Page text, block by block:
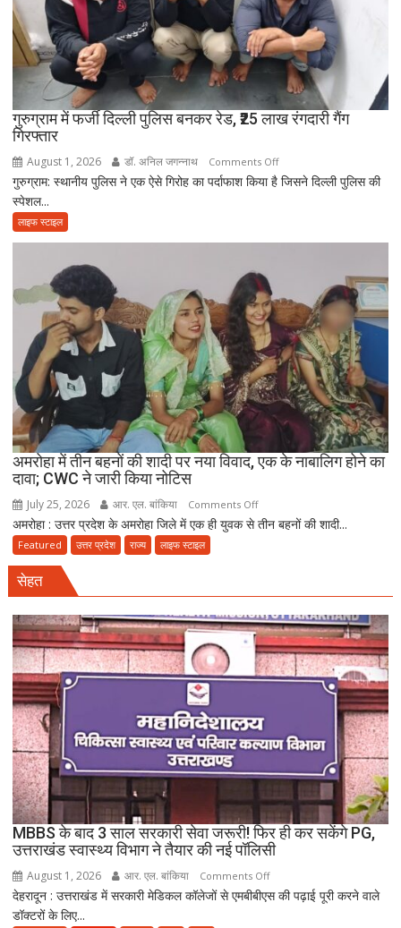
बेटियां,
चिता
पर
अकेले
विदा
हो
वृद्धाश्रम
गुरुग्राम में फर्जी दिल्ली पुलिस बनकर रेड, ₹25 लाख रंगदारी गैंग
गिरफ्तार
August 1, 2026 डॉ. अनिल जगन्नाथ Comments Offon
गुरुग्राम
रेड,
₹25
लाख
रंगदारी
गैंग
गिरफ्तार
गुरुग्राम: स्थानीय पुलिस ने एक ऐसे गिरोह का पर्दाफाश किया है जिसने दिल्ली पुलिस की
स्पेशल...
लाइफ स्टाइल
अमरोहा में तीन बहनों की शादी पर नया विवाद, एक के नाबालिग होने का
दावा; CWC ने जारी किया नोटिस
July 25, 2026 आर. एल. बांकिया Comments Offon
अमरोहा
की
शादी
पर
नया
विवाद,
के
नाबालिग
का
दावा;
CWC
ने
जारी
किया
नोटिस
अमरोहा : उत्तर प्रदेश के अमरोहा जिले में एक ही युवक से तीन बहनों की शादी...
Featured उत्तर प्रदेश राज्य लाइफ स्टाइल
सेहत
MBBS के बाद 3 साल सरकारी सेवा जरूरी! फिर ही कर सकेंगे PG,
उत्तराखंड स्वास्थ्य विभाग ने तैयार की नई पॉलिसी
August 1, 2026 आर. एल. बांकिया Comments Offon
MBBS
देहरादून : उत्तराखंड में सरकारी मेडिकल कॉलेजों से एमबीबीएस की पढ़ाई पूरी करने वाले
डॉक्टरों के लिए...